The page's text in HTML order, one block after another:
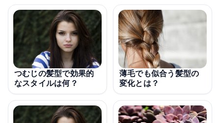
つむじの髪型で効果的
なスタイルは何？
薄毛でも似合う髪型の
変化とは？